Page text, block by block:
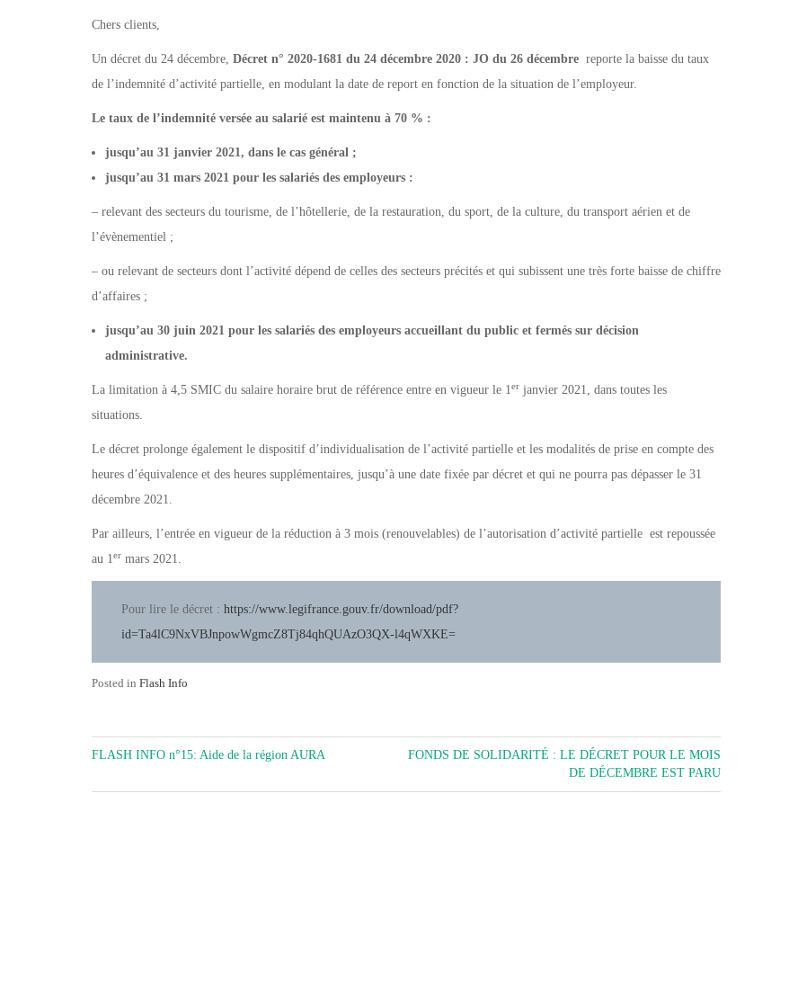
Chers clients,
Un décret du 24 décembre, Décret n° 2020-1681 du 24 décembre 2020 : JO du 26 décembre reporte la baisse du taux
de l’indemnité d’activité partielle, en modulant la date de report en fonction de la situation de l’employeur.
Le taux de l’indemnité versée au salarié est maintenu à 70 % :
jusqu’au 31 janvier 2021, dans le cas général ;
jusqu’au 31 mars 2021 pour les salariés des employeurs :
– relevant des secteurs du tourisme, de l’hôtellerie, de la restauration, du sport, de la culture, du transport aérien et de
l’évènementiel ;
– ou relevant de secteurs dont l’activité dépend de celles des secteurs précités et qui subissent une très forte baisse de chiffre
d’affaires ;
jusqu’au 30 juin 2021 pour les salariés des employeurs accueillant du public et fermés sur décision
administrative.
La limitation à 4,5 SMIC du salaire horaire brut de référence entre en vigueur le 1er janvier 2021, dans toutes les
situations.
Le décret prolonge également le dispositif d’individualisation de l’activité partielle et les modalités de prise en compte des
heures d’équivalence et des heures supplémentaires, jusqu’à une date fixée par décret et qui ne pourra pas dépasser le 31
décembre 2021.
Par ailleurs, l’entrée en vigueur de la réduction à 3 mois (renouvelables) de l’autorisation d’activité partielle est repoussée
au 1er mars 2021.
Pour lire le décret :https://www.legifrance.gouv.fr/download/pdf?
id=Ta4lC9NxVBJnpowWgmcZ8Tj84qhQUAzO3QX-l4qWXKE=
Posted in Flash Info
NAVIGATION
FLASH INFO n°15: Aide de la région AURA
FONDS DE SOLIDARITÉ : LE DÉCRET POUR LE MOIS
DE DÉCEMBRE EST PARU